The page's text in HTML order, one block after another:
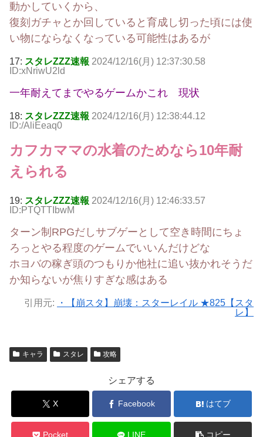
動かしていくから、
復刻ガチャとか回していると育成し切った頃には使
い物にならなくなっている可能性はあるが
17: スタレZZZ速報 2024/12/16(月) 12:37:30.58
ID:xNriwU2ld
一年耐えてまでやるゲームかこれ 現状
18: スタレZZZ速報 2024/12/16(月) 12:38:44.12
ID:/AliEeaq0
カフカママの水着のためなら10年耐
えられる
19: スタレZZZ速報 2024/12/16(月) 12:46:33.57
ID:PTQTTIbwM
ターン制RPGだしサブゲーとして空き時間にちょ
ろっとやる程度のゲームでいいんだけどな
ホヨバの稼ぎ頭のつもりか他社に追い抜かれそうだ
か知らないが焦りすぎな感はある
引用元:
・【崩スタ】崩壊：スターレイル ★825【スタ
レ】
キャラ スタレ 攻略
シェアする
X Facebook はてブ
Pocket LINE コピー